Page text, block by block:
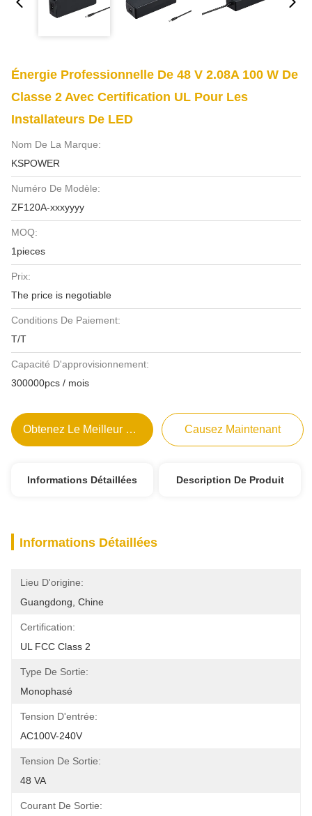
Énergie Professionnelle De 48 V 2.08A 100 W De
Classe 2 Avec Certification UL Pour Les
Installateurs De LED
Nom De La Marque:
KSPOWER
Numéro De Modèle:
ZF120A-xxxyyyy
MOQ:
1pieces
Prix:
The price is negotiable
Conditions De Paiement:
T/T
Capacité D'approvisionnement:
300000pcs / mois
Obtenez Le Meilleur Prix Causez Maintenant
Informations Détaillées Description De Produit
Informations Détaillées
Lieu D'origine:
Guangdong, Chine
Certification:
UL FCC Class 2
Type De Sortie:
Monophasé
Tension D'entrée:
AC100V-240V
Tension De Sortie:
48 VA
Courant De Sortie: